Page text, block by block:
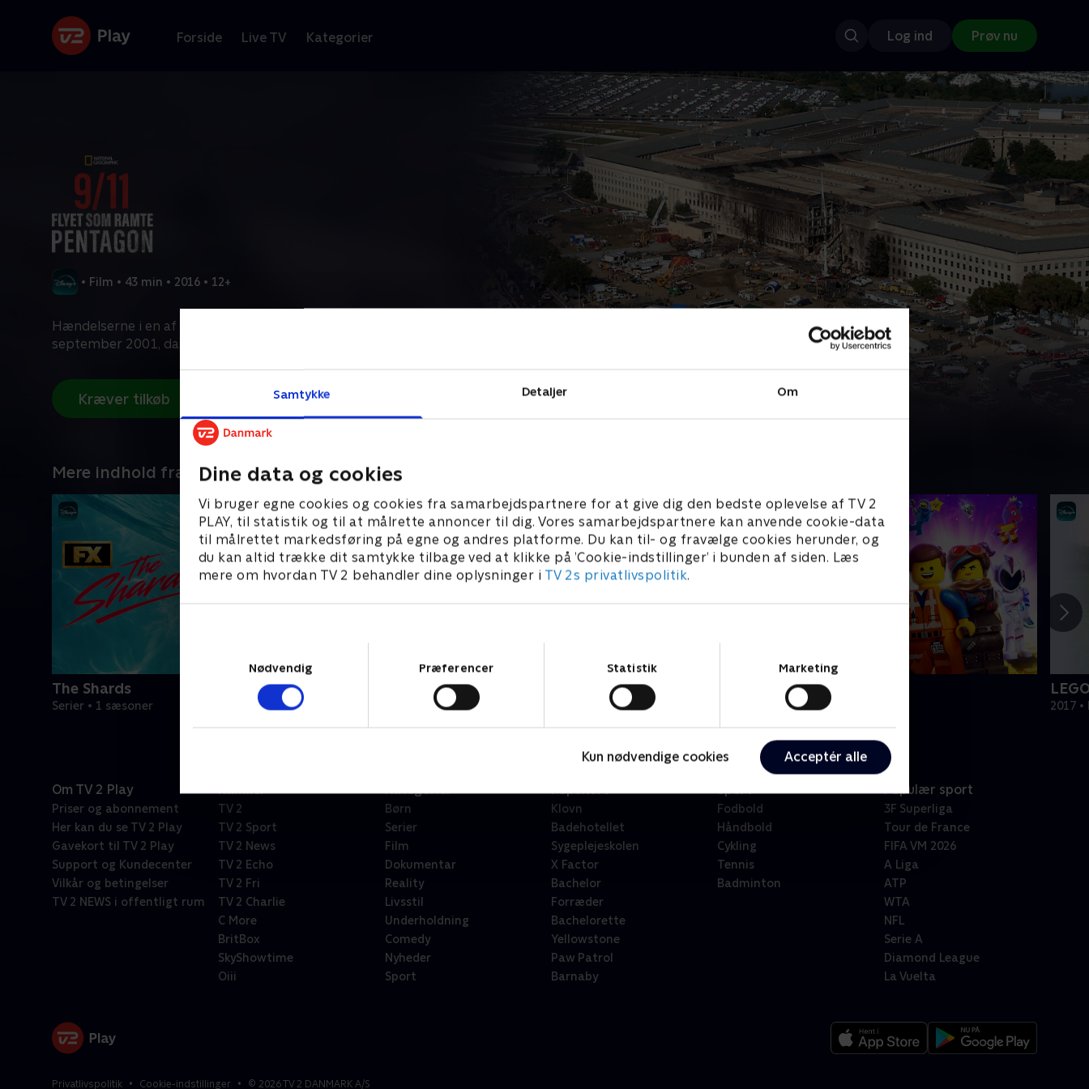
Samtykke Detaljer Om
Dine data og cookies
Vi bruger egne cookies og cookies fra samarbejdspartnere for at give dig den bedste oplevelse af TV 2
PLAY, til statistik og til at målrette annoncer til dig. Vores samarbejdspartnere kan anvende cookie-data
til målrettet markedsføring på egne og andres platforme. Du kan til- og fravælge cookies herunder, og
du kan altid trække dit samtykke tilbage ved at klikke på ’Cookie-indstillinger’ i bunden af siden. Læs
mere om hvordan TV 2 behandler dine oplysninger i TV 2s privatlivspolitik.
Nødvendig
Præferencer Statistik Marketing
Kun nødvendige cookies Acceptér alle
Forside Live TV Kategorier Log ind Prøv nu
• Film • 43 min • 2016 • 12+
Hændelserne i en af USA's mest hemmelige bygninger den 11.
september 2001, dagen, der ændrede verden for evigt.
Kræver tilkøb
Mere indhold fra Disney+
The Shards
Serier • 1 sæsoner
Star Wars: Visions Presents - The Ninth Jedi
Serier • 1 sæsoner
LEGO filmen 2
2019 • Film • 1 t. 47 min 2017
Om TV 2 Play
Priser og abonnement
Her kan du se TV 2 Play
Gavekort til TV 2 Play
Support og Kundecenter
Vilkår og betingelser
TV 2 NEWS i offentligt rum
Kanaler
TV 2
TV 2 Sport
TV 2 News
TV 2 Echo
TV 2 Fri
TV 2 Charlie
C More
BritBox
SkyShowtime
Oiii
Kategorier
Børn
Serier
Film
Dokumentar
Reality
Livsstil
Underholdning
Comedy
Nyheder
Sport
Populært
Klovn
Badehotellet
Sygeplejeskolen
X Factor
Bachelor
Forræder
Bachelorette
Yellowstone
Paw Patrol
Barnaby
Sport
Fodbold
Håndbold
Cykling
Tennis
Badminton
Populær sport
3F Superliga
Tour de France
FIFA VM 2026
A Liga
ATP
WTA
NFL
Serie A
Diamond League
La Vuelta
Privatlivspolitik Cookie-indstillinger © 2026TV 2 DANMARK A/S